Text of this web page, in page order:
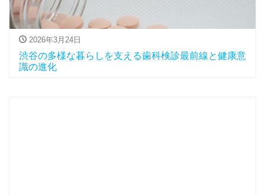
2026年3月24日
渋谷の多様な暮らしを支える歯科検診最前線と健康意
識の進化